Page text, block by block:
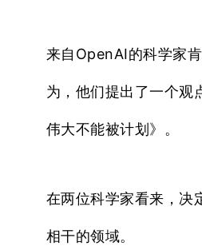
来自OpenAI的科学家
为，他们提出了一个观
伟大不能被计划》。
在两位科学家看来，决
相干的领域。